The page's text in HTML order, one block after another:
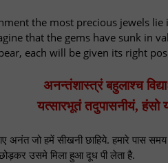
the most precious jewels
that the gems have sunk in
each will be given its right
अनन्तंशास्त्रं बहुलाश्च
यत्सारभूतं तदुपासनीयं, हंसो
अनंत जो हमें सीखनी छाहिये. हमारे
उसमे मिला हुआ दूध पी लेता है.